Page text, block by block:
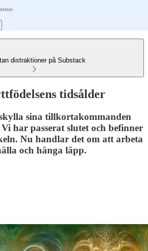
distraktioner på Substack
tidsålder
sina tillkortakommanden
har passerat slutet och befinner
Nu handlar det om att arbeta
och hänga läpp.